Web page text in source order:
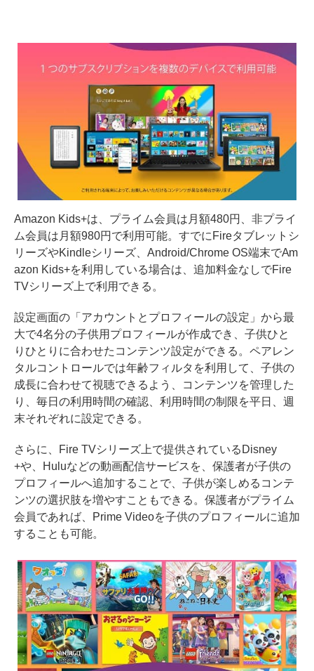
Amazon Kids+は、プライム会員は月額480円、非プライ
ム会員は月額980円で利用可能。すでにFireタブレットシ
リーズやKindleシリーズ、Android/Chrome OS端末でAm
azon Kids+を利用している場合は、追加料金なしでFire
TVシリーズ上で利用できる。
設定画面の「アカウントとプロフィールの設定」から最
大で4名分の子供用プロフィールが作成でき、子供ひと
りひとりに合わせたコンテンツ設定ができる。ペアレン
タルコントロールでは年齢フィルタを利用して、子供の
成長に合わせて視聴できるよう、コンテンツを管理した
り、毎日の利用時間の確認、利用時間の制限を平日、週
末それぞれに設定できる。
さらに、Fire TVシリーズ上で提供されているDisney
+や、Huluなどの動画配信サービスを、保護者が子供の
プロフィールへ追加することで、子供が楽しめるコンテ
ンツの選択肢を増やすこともできる。保護者がプライム
会員であれば、Prime Videoを子供のプロフィールに追加
することも可能。